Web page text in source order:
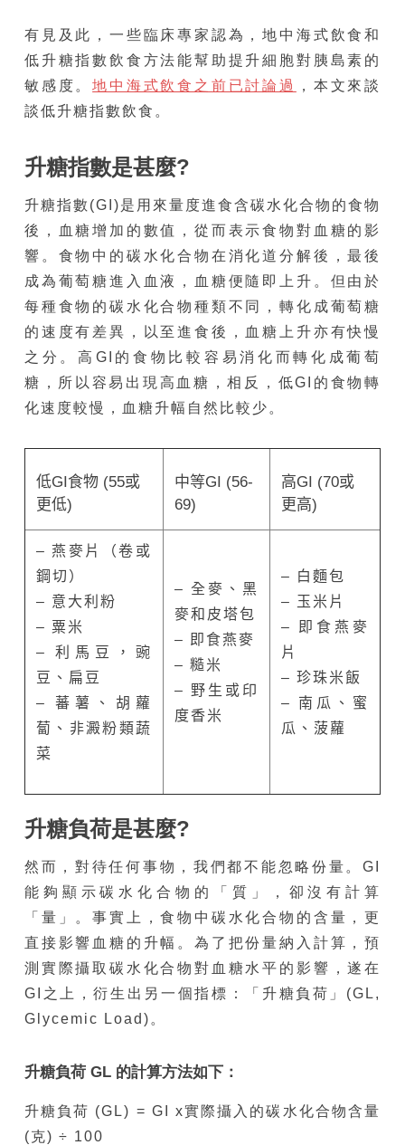
有見及此，一些臨床專家認為，地中海式飲食和
低升糖指數飲食方法能幫助提升細胞對胰島素的
敏感度。地中海式飲食之前已討論過
，本文來談
談低升糖指數飲食。
升糖指數是甚麼?
升糖指數(GI)是用來量度進食含碳水化合物的食物
後，血糖增加的數值，從而表示食物對血糖的影
響。食物中的碳水化合物在消化道分解後，最後
成為葡萄糖進入血液，血糖便隨即上升。但由於
每種食物 的碳水化合物種類不同，轉化成葡萄糖
的速度有差異，以至進食後，血糖上升亦有快慢
之分。高GI的食物比較容易消化而轉化成葡萄
糖，所以容易出現高血糖，相反，低GI的食物轉
化速度較慢，血糖升幅自然比較少。
低GI食物 (55或
更低)
中等GI (56-
69)
高GI (70或
更高)
– 燕麥片（卷或
鋼切）
– 意大利粉
– 粟米
– 利馬豆，豌
豆、扁豆
– 蕃薯、胡蘿
蔔、非澱粉類蔬
菜
– 全麥、黑
麥和皮塔包
– 即食燕麥
– 糙米
– 野生或印
度香米
– 白麵包
– 玉米片
– 即食燕麥
片
– 珍珠米飯
– 南瓜、蜜
瓜、菠蘿
升糖負荷是甚麼?
然而，對待任何事物，我們都不能忽略份量。GI
能夠顯示碳水化合物的「質」，卻沒有計算
「量」。事實上，食物中碳水化合物的含量，更
直接影響血糖的升幅。為了把份量納入計算，預
測實際攝取碳水化合物對血糖水平的影響，遂在
GI之上，衍生出另一個指標：「升糖負荷」(GL,
Glycemic Load)。
升糖負荷 GL 的計算方法如下：
升糖負荷 (GL) = GI x實際攝入的碳水化合物含量
(克) ÷ 100